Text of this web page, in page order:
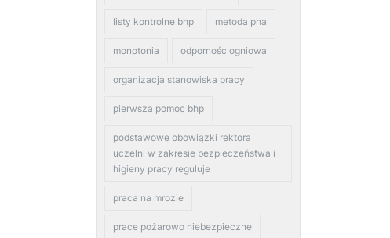
listy kontrolne bhp metoda pha
monotonia odpornośc ogniowa
organizacja stanowiska pracy
pierwsza pomoc bhp
podstawowe obowiązki rektora
uczelni w zakresie bezpieczeństwa i
higieny pracy reguluje
praca na mrozie
prace pożarowo niebezpieczne